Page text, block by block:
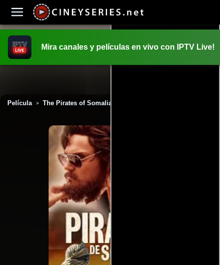
Mira canales y películas en vivo con IPTV Live!
Película > The Pirates of Somalia (2017)